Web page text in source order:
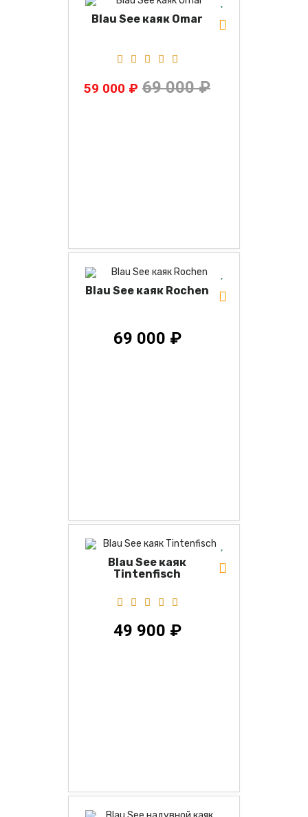
Blau See каяк Omar
59 000 ₽ 69 000 ₽
Blau See каяк Rochen
69 000 ₽
Blau See каяк
Tintenfisch
49 900 ₽